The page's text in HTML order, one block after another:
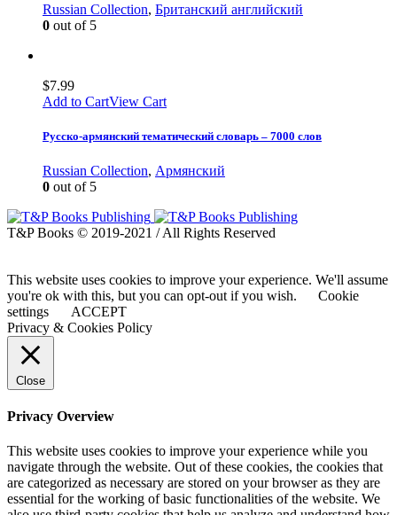
Russian Collection, Британский английский
0 out of 5
$7.99
Add to CartView Cart
Русско-армянский тематический словарь – 7000 слов
Russian Collection, Армянский
0 out of 5
T&P Books © 2019-2021 / All Rights Reserved
This website uses cookies to improve your experience. We'll assume
you're ok with this, but you can opt-out if you wish.
Cookie
settings
ACCEPT
Privacy & Cookies Policy
Close
Privacy Overview
This website uses cookies to improve your experience while you
navigate through the website. Out of these cookies, the cookies that
are categorized as necessary are stored on your browser as they are
essential for the working of basic functionalities of the website. We